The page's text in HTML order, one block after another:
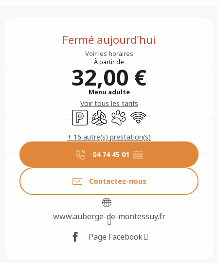
Fermé aujourd'hui
Voir les horaires
À partir de
32,00 €
Menu adulte
Voir tous les tarifs
ParkingAir conditionné
Animaux acceptés
WiFi
+ 16 autre(s) prestation(s)
04 74 45 01 ▒▒
Contactez-nous
www.auberge-de-montessuy.fr
Page Facebook